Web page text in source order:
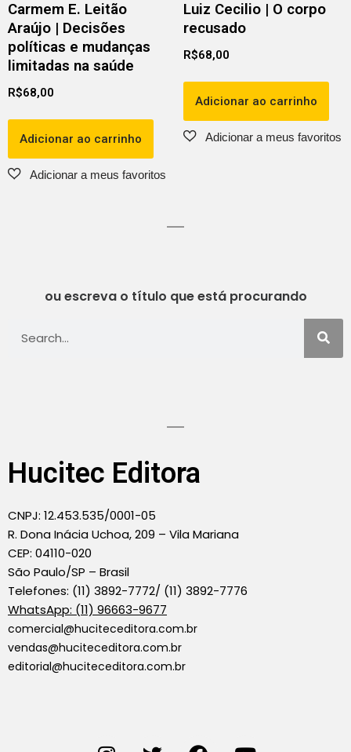
Carmem E. Leitão
Araújo | Decisões
políticas e mudanças
limitadas na saúde
R$68,00
Adicionar ao carrinho
Luiz Cecilio | O corpo
recusado
R$68,00
Adicionar ao carrinho
ou escreva o título que está procurando
Hucitec Editora
CNPJ: 12.453.535/0001-05
R. Dona Inácia Uchoa, 209 – Vila Mariana
CEP: 04110-020
São Paulo/SP – Brasil
Telefones: (11) 3892-7772/ (11) 3892-7776
WhatsApp: (11) 96663-9677
comercial@huciteceditora.com.br
vendas@huciteceditora.com.br
editorial@huciteceditora.com.br